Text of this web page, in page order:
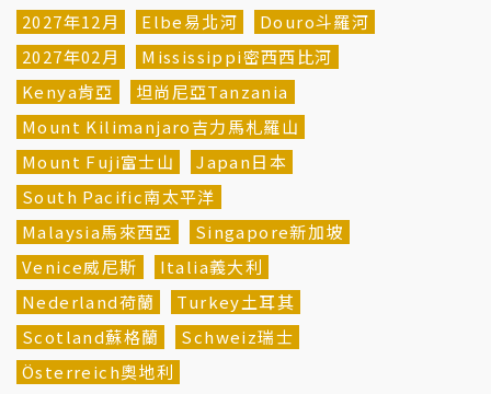
2027年12月
Elbe易北河
Douro斗羅河
2027年02月
Mississippi密西西比河
Kenya肯亞
坦尚尼亞Tanzania
Mount Kilimanjaro吉力馬札羅山
Mount Fuji富士山
Japan日本
South Pacific南太平洋
Malaysia馬來西亞
Singapore新加坡
Venice威尼斯
Italia義大利
Nederland荷蘭
Turkey土耳其
Scotland蘇格蘭
Schweiz瑞士
Österreich奧地利